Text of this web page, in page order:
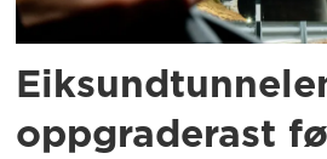
oppgraderast